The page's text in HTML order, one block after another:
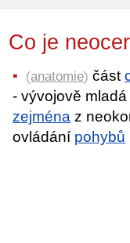
Co je
(anatomie) část
- vývojově
zejména z
ovládání pohybů